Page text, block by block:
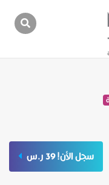
سجل الأن! 39 ر.س